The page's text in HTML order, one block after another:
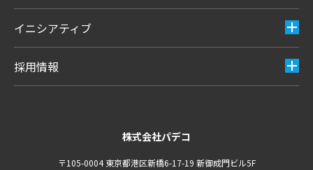
イニシアティブ
採用情報
株式会社パデコ
〒105-0004 東京都港区新橋6-17-19 新御成門ビル5F